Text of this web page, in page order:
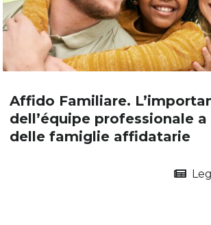
Affido Familiare.
dell’équipe professionale
delle famiglie affidatarie